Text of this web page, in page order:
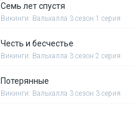
Семь лет спустя
Викинги: Вальхалла 3 сезон 1 серия
Честь и бесчестье
Викинги: Вальхалла 3 сезон 2 серия
Потерянные
Викинги: Вальхалла 3 сезон 3 серия